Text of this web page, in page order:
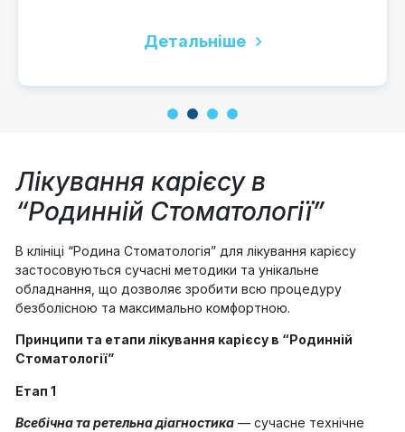
Детальніше
Лікування карієсу в
“Родинній Стоматології”
В клініці “Родина Стоматологія” для лікування карієсу
застосовуються сучасні методики та унікальне
обладнання, що дозволяє зробити всю процедуру
безболісною та максимально комфортною.
Принципи та етапи лікування карієсу в “Родинній
Стоматології”
Етап 1
Всебічна та ретельна діагностика — сучасне технічне